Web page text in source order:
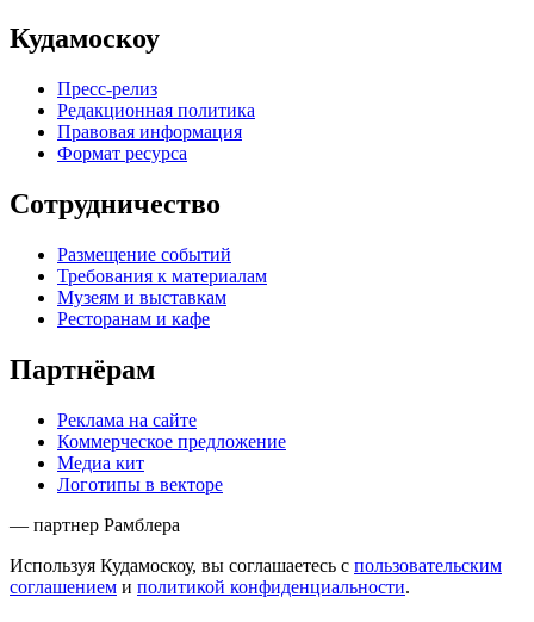
Кудамоскоу
Пресс-релиз
Редакционная политика
Правовая информация
Формат ресурса
Сотрудничество
Размещение событий
Требования к материалам
Музеям и выставкам
Ресторанам и кафе
Партнёрам
Реклама на сайте
Коммерческое предложение
Медиа кит
Логотипы в векторе
— партнер Рамблера
Используя Кудамоскоу, вы соглашаетесь с пользовательским
соглашением и политикой конфиденциальности.